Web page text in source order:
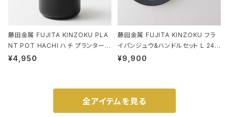
藤田金属 FUJITA KINZOKU PLA
NT POT HACHI ハチ プランターポ
ット 3号 ブラック
¥4,950
藤田金属 FUJITA KINZOKU フラ
イパンジュウ&ハンドルセット L 24c
m ガス火・IH対応 鉄フライパン ウォ
¥9,900
全アイテムを見る